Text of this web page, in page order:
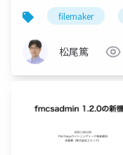
できるClaris
FileMaker
filemaker
松尾篤